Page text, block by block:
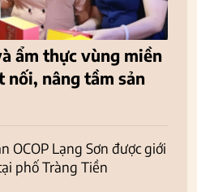
ẩm thực vùng miền
nối, nâng tầm sản
OCOP Lạng Sơn được giới
phố Tràng Tiền